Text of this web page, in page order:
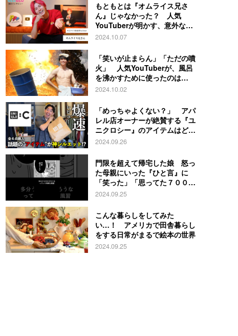
もともとは『オムライス兄さ
ん』じゃなかった？ 人気
YouTuberが明かす、意外な過
去とは
2024.10.07
「笑いが止まらん」「ただの噴
火」 人気YouTuberが、風呂
を沸かすために使ったのは…
2024.10.02
「めっちゃよくない？」 アパ
レル店オーナーが絶賛する『ユ
ニクロシー』のアイテムはど
れ？
2024.09.26
門限を超えて帰宅した娘 怒っ
た母親にいった『ひと言』に
「笑った」「思ってた７００倍
特殊」
2024.09.25
こんな暮らしをしてみた
い…！ アメリカで田舎暮らし
をする日常がまるで絵本の世界
2024.09.25